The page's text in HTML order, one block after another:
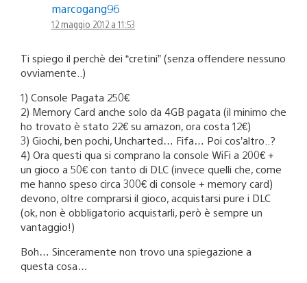
marcogang96
12 maggio 2012 a 11:53
Ti spiego il perchè dei “cretini” (senza offendere nessuno
ovviamente..)
1) Console Pagata 250€
2) Memory Card anche solo da 4GB pagata (il minimo che
ho trovato è stato 22€ su amazon, ora costa 12€)
3) Giochi, ben pochi, Uncharted… Fifa… Poi cos’altro..?
4) Ora questi qua si comprano la console WiFi a 200€ +
un gioco a 50€ con tanto di DLC (invece quelli che, come
me hanno speso circa 300€ di console + memory card)
devono, oltre comprarsi il gioco, acquistarsi pure i DLC
(ok, non è obbligatorio acquistarli, però è sempre un
vantaggio!)
Boh… Sinceramente non trovo una spiegazione a
questa cosa…